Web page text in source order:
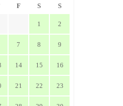
F S S
1 2
7 8 9
14 15 16
21 22 23